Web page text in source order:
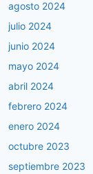
agosto 2024
julio 2024
junio 2024
mayo 2024
abril 2024
febrero 2024
enero 2024
octubre 2023
septiembre 2023